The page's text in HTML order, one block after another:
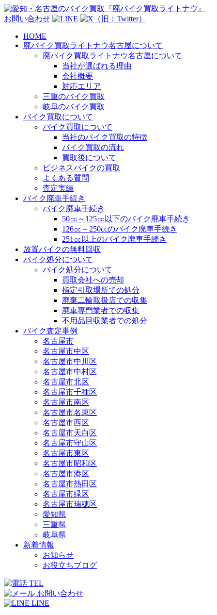
お問い合わせ
HOME
廃バイク買取ライトナウ名古屋について
廃バイク買取ライトナウ名古屋について
当社が選ばれる理由
会社概要
対応エリア
三重のバイク買取
岐阜のバイク買取
バイク買取について
バイク買取について
当社のバイク買取の特徴
バイク買取の流れ
買取後について
ビジネスバイクの買取
よくある質問
査定実績
バイク廃車手続き
バイク廃車手続き
50㏄～125㏄以下のバイク廃車手続き
126㏄～250ccのバイク廃車手続き
251㏄以上のバイク廃車手続き
放置バイクの無料回収
バイク処分について
バイク処分について
買取会社への売却
指定引取場所での処分
廃棄二輪取扱店での収集
廃車専門業者での収集
不用品回収業者での処分
バイク査定事例
名古屋市
名古屋市中区
名古屋市中川区
名古屋市中村区
名古屋市北区
名古屋市千種区
名古屋市南区
名古屋市名東区
名古屋市西区
名古屋市天白区
名古屋市守山区
名古屋市東区
名古屋市昭和区
名古屋市港区
名古屋市熱田区
名古屋市緑区
名古屋市瑞穂区
愛知県
三重県
岐阜県
新着情報
お知らせ
お役立ちブログ
TEL
お問い合わせ
LINE